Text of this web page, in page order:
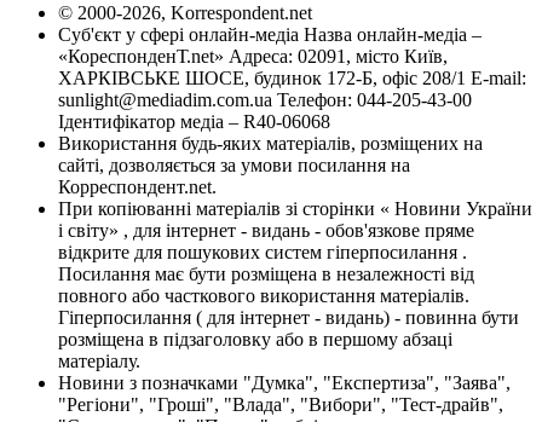
© 2000-2026, Korrespondent.net
Суб'єкт у сфері онлайн-медіа Назва онлайн-медіа –
«КореспонденТ.net» Адреса: 02091, місто Київ,
ХАРКІВСЬКЕ ШОСЕ, будинок 172-Б, офіс 208/1 E-mail:
sunlight@mediadim.com.ua Телефон: 044-205-43-00
Ідентифікатор медіа – R40-06068
Використання будь-яких матеріалів, розміщених на
сайті, дозволяється за умови посилання на
Корреспондент.net.
При копіюванні матеріалів зі сторінки « Новини України
і світу» , для інтернет - видань - обов'язкове пряме
відкрите для пошукових систем гіперпосилання .
Посилання має бути розміщена в незалежності від
повного або часткового використання матеріалів.
Гіперпосилання ( для інтернет - видань) - повинна бути
розміщена в підзаголовку або в першому абзаці
матеріалу.
Новини з позначками "Думка", "Експертиза", "Заява",
"Регіони", "Гроші", "Влада", "Вибори", "Тест-драйв",